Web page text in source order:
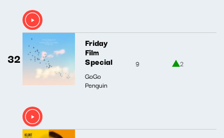
32
Friday
Film
Special
GoGo
Penguin
9 2